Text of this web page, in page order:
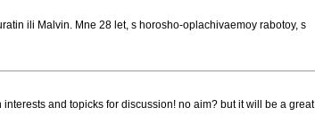
ili Malvin. Mne 28 let, s horosho-oplachivaemoy rabotoy, s
and topicks for discussion! no aim? but it will be a great